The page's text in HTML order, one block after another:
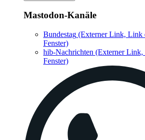
Mastodon-Kanäle
Bundestag (Externer Link, Link
Fenster)
hib-Nachrichten (Externer Link,
Fenster)